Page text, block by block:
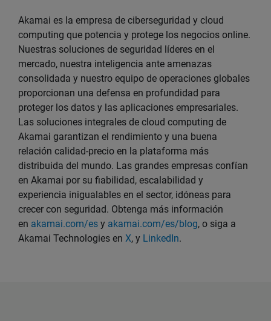
Akamai es la empresa de ciberseguridad y cloud
computing que potencia y protege los negocios online.
Nuestras soluciones de seguridad líderes en el
mercado, nuestra inteligencia ante amenazas
consolidada y nuestro equipo de operaciones globales
proporcionan una defensa en profundidad para
proteger los datos y las aplicaciones empresariales.
Las soluciones integrales de cloud computing de
Akamai garantizan el rendimiento y una buena
relación calidad-precio en la plataforma más
distribuida del mundo. Las grandes empresas confían
en Akamai por su fiabilidad, escalabilidad y
experiencia inigualables en el sector, idóneas para
crecer con seguridad. Obtenga más información
en akamai.com/es y akamai.com/es/blog, o siga a
Akamai Technologies en X, y LinkedIn.